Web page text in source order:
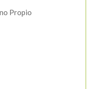
Propio